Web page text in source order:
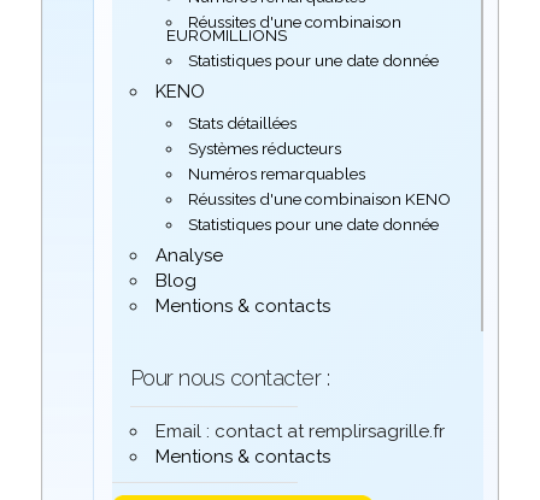
Réussites d'une combinaison
EUROMILLIONS
Statistiques pour une date donnée
KENO
Stats détaillées
Systèmes réducteurs
Numéros remarquables
Réussites d'une combinaison KENO
Statistiques pour une date donnée
Analyse
Blog
Mentions & contacts
Pour nous contacter :
Email : contact at remplirsagrille.fr
Mentions & contacts